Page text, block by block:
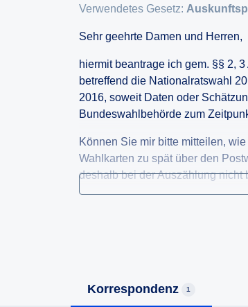
Verwendetes Gesetz:
Sehr geehrte Damen und Herren,
hiermit beantrage ich gem. §§ 2,
betreffend die Nationalratswahl
2016, soweit Daten oder
Bundeswahlbehörde zum
Können Sie mir bitte mitteilen,
Wahlkarten zu spät über den
deshalb bei der Auszählung nicht
wahlberechtigt?
Korrespondenz 1